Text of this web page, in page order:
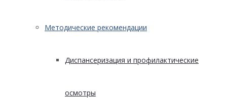
Методические рекомендации
Диспансеризация и профилактические
осмотры